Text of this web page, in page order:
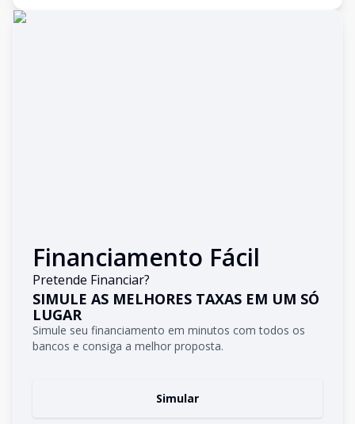
Financiamento Fácil
Pretende Financiar?
SIMULE AS MELHORES TAXAS EM UM SÓ
LUGAR
Simule seu financiamento em minutos com todos os
bancos e consiga a melhor proposta.
Simular